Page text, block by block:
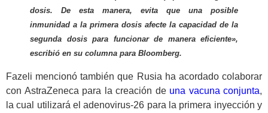
dosis. De esta manera, evita que una posible
inmunidad a la primera dosis afecte la capacidad de la
segunda dosis para funcionar de manera eficiente»,
escribió en su columna para Bloomberg.
Fazeli mencionó también que Rusia ha acordado colaborar
con AstraZeneca para la creación de una vacuna conjunta,
la cual utilizará el adenovirus-26 para la primera inyección y